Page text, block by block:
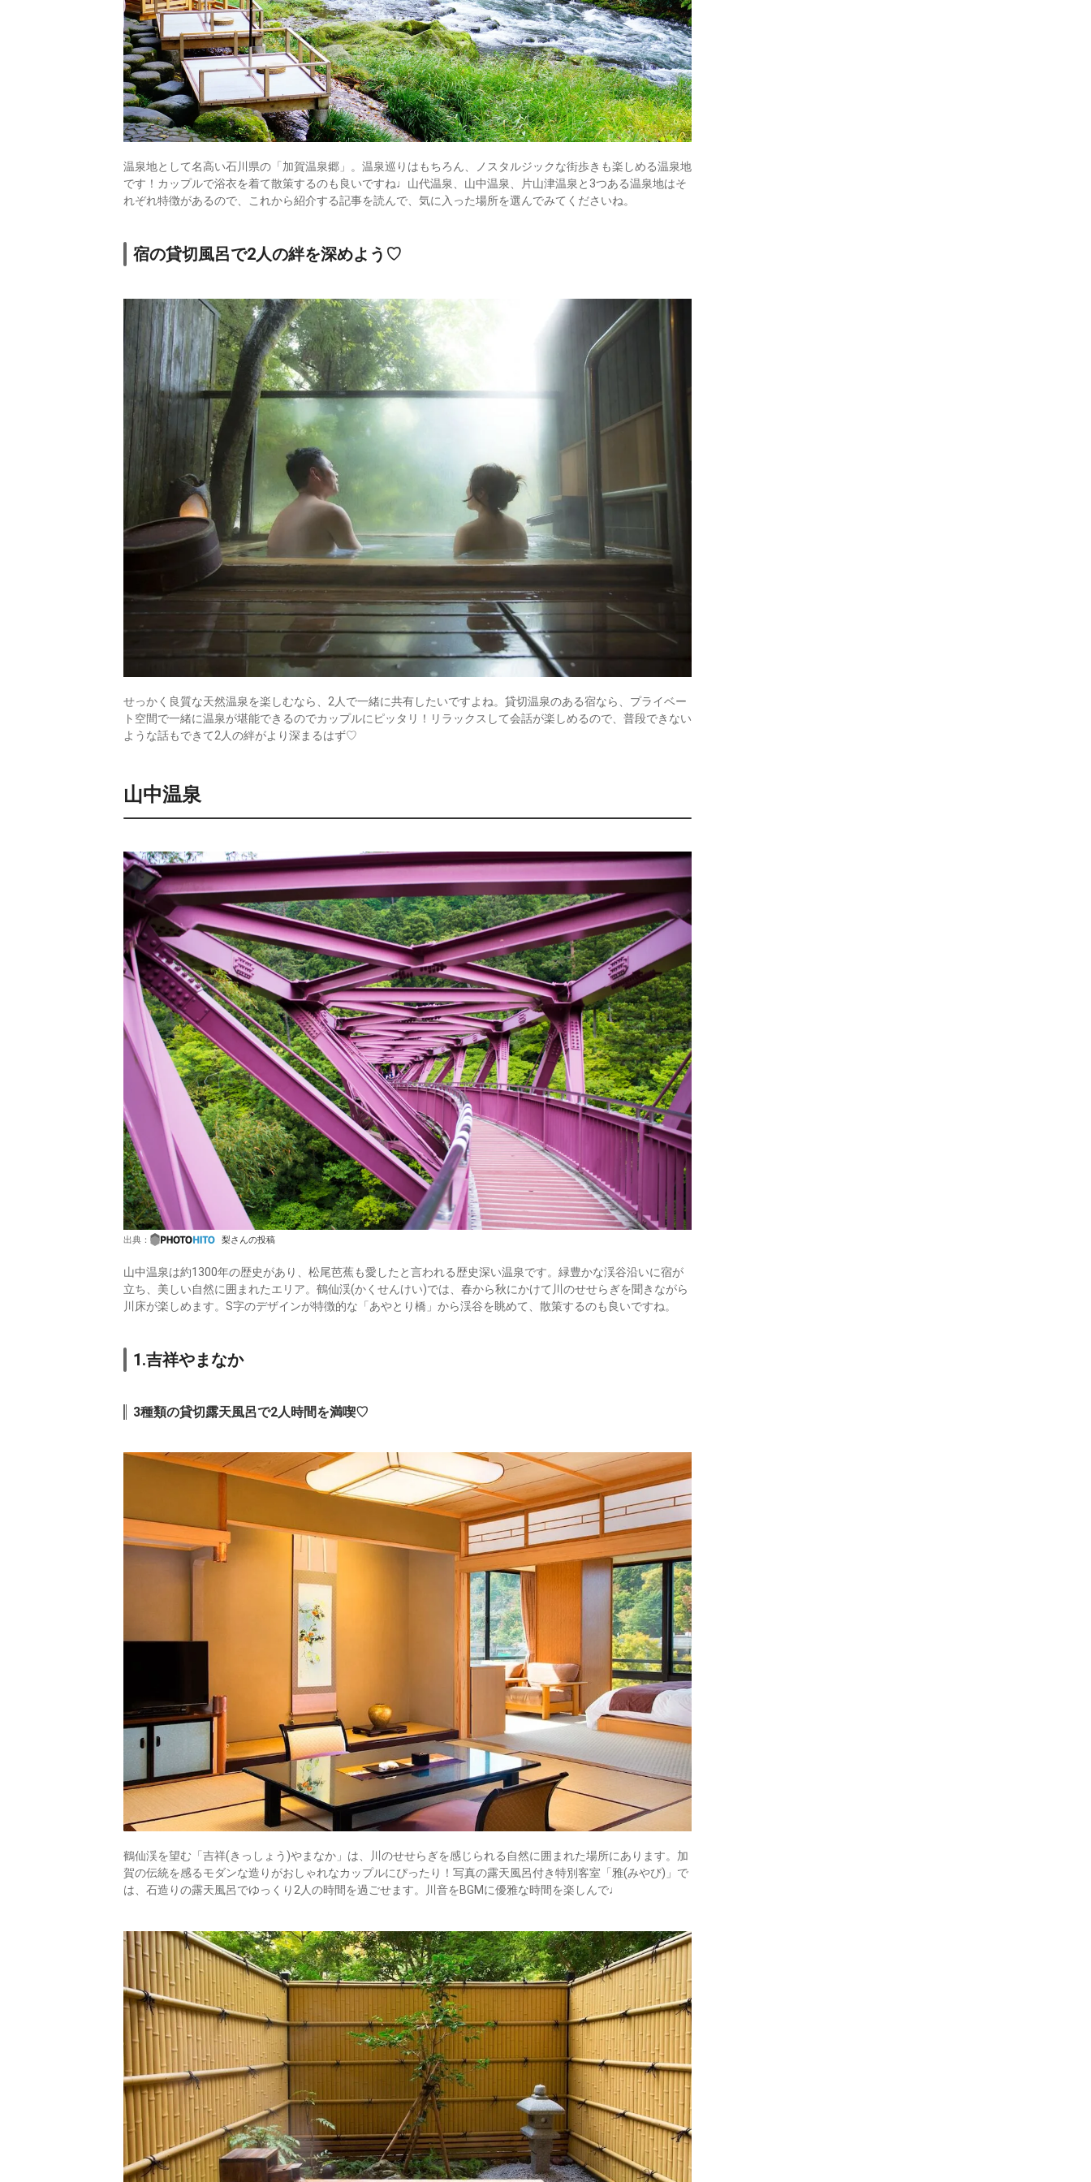
温泉地として名高い石川県の「加賀温泉郷」。温泉巡りはもちろん、ノスタルジックな街歩きも楽しめる温泉地
です！カップルで浴衣を着て散策するのも良いですね♩山代温泉、山中温泉、片山津温泉と3つある温泉地はそ
れぞれ特徴があるので、これから紹介する記事を読んで、気に入った場所を選んでみてくださいね。
宿の貸切風呂で2人の絆を深めよう♡
せっかく良質な天然温泉を楽しむなら、2人で一緒に共有したいですよね。貸切温泉のある宿なら、プライベー
ト空間で一緒に温泉が堪能できるのでカップルにピッタリ！リラックスして会話が楽しめるので、普段できない
ような話もできて2人の絆がより深まるはず♡
山中温泉
出典： 梨さんの投稿
山中温泉は約1300年の歴史があり、松尾芭蕉も愛したと言われる歴史深い温泉です。緑豊かな渓谷沿いに宿が
立ち、美しい自然に囲まれたエリア。鶴仙渓(かくせんけい)では、春から秋にかけて川のせせらぎを聞きながら
川床が楽しめます。S字のデザインが特徴的な「あやとり橋」から渓谷を眺めて、散策するのも良いですね。
1.吉祥やまなか
3種類の貸切露天風呂で2人時間を満喫♡
鶴仙渓を望む「吉祥(きっしょう)やまなか」は、川のせせらぎを感じられる自然に囲まれた場所にあります。加
賀の伝統を感るモダンな造りがおしゃれなカップルにぴったり！写真の露天風呂付き特別客室「雅(みやび)」で
は、石造りの露天風呂でゆっくり2人の時間を過ごせます。川音をBGMに優雅な時間を楽しんで♩